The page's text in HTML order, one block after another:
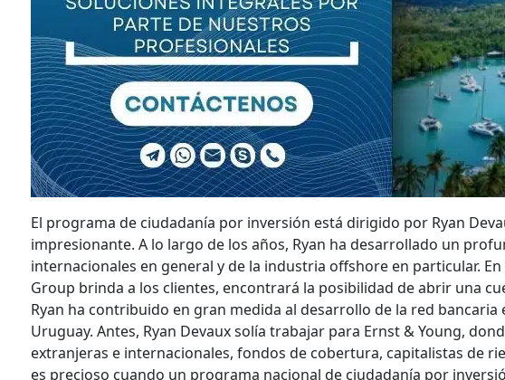
El programa de ciudadanía por inversión está dirigido por Ryan
impresionante. A lo largo de los años, Ryan ha desarrollado un
internacionales en general y de la industria offshore en particular.
Group brinda a los clientes, encontrará la posibilidad de abrir una
Ryan ha contribuido en gran medida al desarrollo de la red bancaria
Uruguay. Antes, Ryan Devaux solía trabajar para Ernst & Young,
extranjeras e internacionales, fondos de cobertura, capitalistas de
es precioso cuando un programa nacional de ciudadanía por